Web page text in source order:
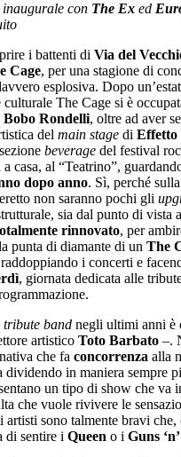
inaugurale con The Ex ed
i battenti di Via del
Cage, per una stagione di
esplosiva. Dopo
culturale The Cage si è
Bobo Rondelli, oltre ad aver
del main stage di Effetto
beverage del festival
a casa, al “Teatrino”,
dopo anno. Sì, perché
non saranno pochi gli
sia dal punto di vista
rinnovato, per
punta di diamante di un The
i concerti e
, giornata dedicata alle
tribute band negli ultimi anni è
artistico Toto Barbato –.
che fa concorrenza alla
dividendo in maniera sempre
un tipo di show che va
che vuole rivivere le
artisti sono talmente bravi
di sentire i Queen o i Guns